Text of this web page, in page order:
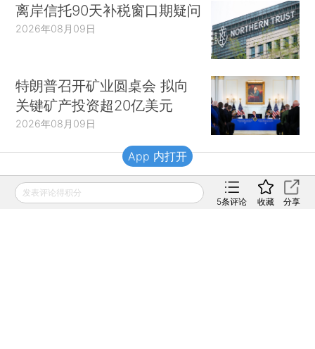
离岸信托90天补税窗口期疑问
2026年08月09日
特朗普召开矿业圆桌会 拟向
关键矿产投资超20亿美元
2026年08月09日
财新移动
发表评论得积分
5条评论 收藏 分享
App 内打开